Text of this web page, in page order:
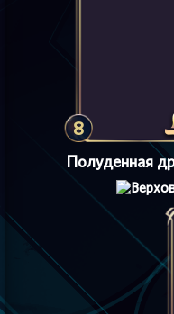
8
Полуденная